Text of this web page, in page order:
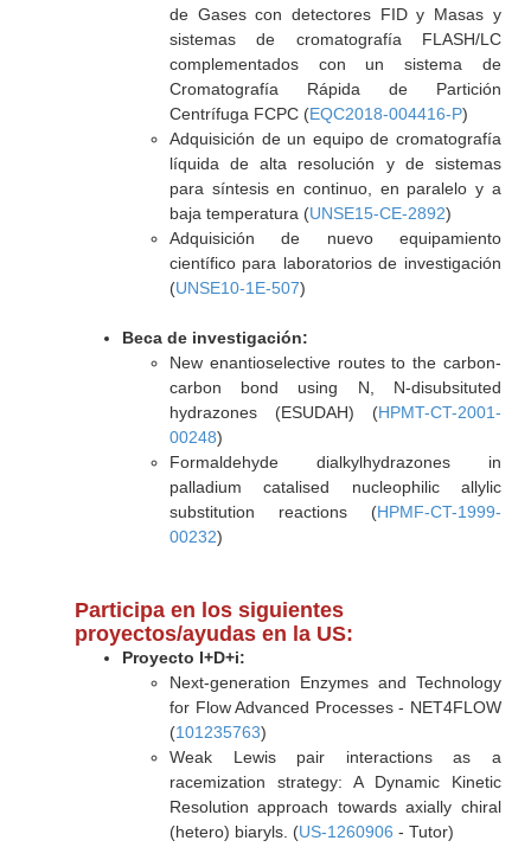
de Gases con detectores FID y Masas y
sistemas de cromatografía FLASH/LC
complementados con un sistema de
Cromatografía Rápida de Partición
Centrífuga FCPC (EQC2018-004416-P)
Adquisición de un equipo de cromatografía
líquida de alta resolución y de sistemas
para síntesis en continuo, en paralelo y a
baja temperatura (UNSE15-CE-2892)
Adquisición de nuevo equipamiento
científico para laboratorios de investigación
(UNSE10-1E-507)
Beca de investigación:
New enantioselective routes to the carbon-
carbon bond using N, N-disubsituted
hydrazones (ESUDAH) (HPMT-CT-2001-
00248)
Formaldehyde dialkylhydrazones in
palladium catalised nucleophilic allylic
substitution reactions (HPMF-CT-1999-
00232)
Participa en los siguientes
proyectos/ayudas en la US:
Proyecto I+D+i:
Next-generation Enzymes and Technology
for Flow Advanced Processes - NET4FLOW
(101235763)
Weak Lewis pair interactions as a
racemization strategy: A Dynamic Kinetic
Resolution approach towards axially chiral
(hetero) biaryls. (US-1260906 - Tutor)